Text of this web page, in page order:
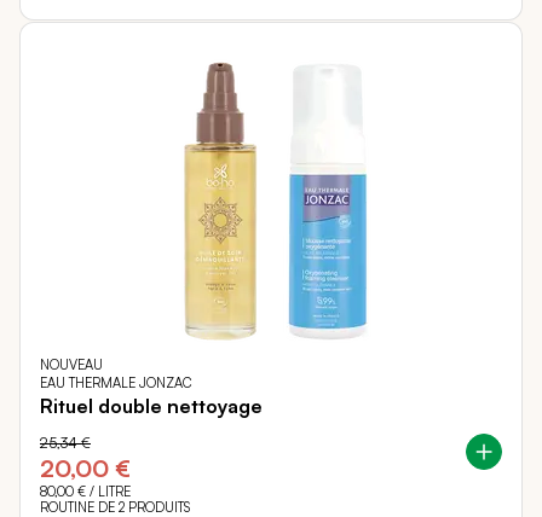
NOUVEAU
EAU THERMALE JONZAC
Rituel double nettoyage
20,00 €
25,34 €
80,00 € / LITRE
ROUTINE DE 2 PRODUITS